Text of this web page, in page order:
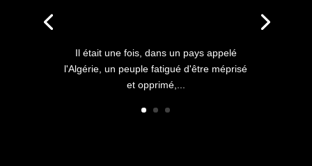
Il était une fois, dans un pays appelé
l'Algérie, un peuple fatigué d'être méprisé
et opprimé,...